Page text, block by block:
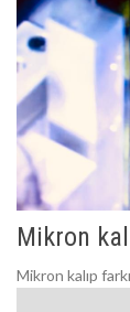
Mikron
Mikron kalıp